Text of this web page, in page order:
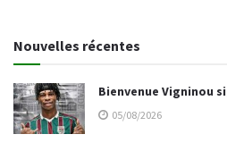
Nouvelles récentes
Bienvenue Vigninou
05/08/2026